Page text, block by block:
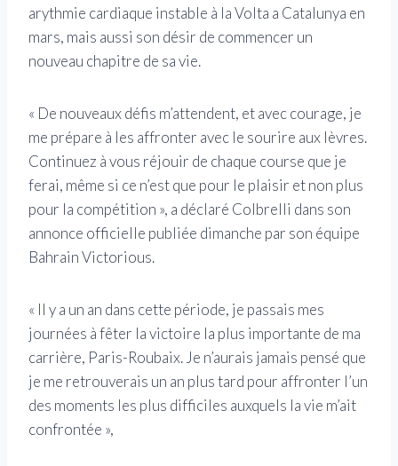
arythmie cardiaque instable à la Volta a Catalunya en
mars, mais aussi son désir de commencer un
nouveau chapitre de sa vie.
« De nouveaux défis m’attendent, et avec courage, je
me prépare à les affronter avec le sourire aux lèvres.
Continuez à vous réjouir de chaque course que je
ferai, même si ce n’est que pour le plaisir et non plus
pour la compétition », a déclaré Colbrelli dans son
annonce officielle publiée dimanche par son équipe
Bahrain Victorious.
« Il y a un an dans cette période, je passais mes
journées à fêter la victoire la plus importante de ma
carrière, Paris-Roubaix. Je n’aurais jamais pensé que
je me retrouverais un an plus tard pour affronter l’un
des moments les plus difficiles auxquels la vie m’ait
confrontée »,